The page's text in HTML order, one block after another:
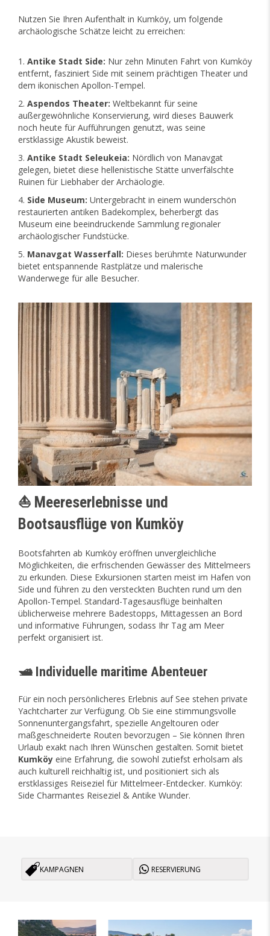
Nutzen Sie Ihren Aufenthalt in Kumköy, um folgende
archäologische Schätze leicht zu erreichen:
Antike Stadt Side: Nur zehn Minuten Fahrt von Kumköy
entfernt, fasziniert Side mit seinem prächtigen Theater und
dem ikonischen Apollon-Tempel.
Aspendos Theater: Weltbekannt für seine
außergewöhnliche Konservierung, wird dieses Bauwerk
noch heute für Aufführungen genutzt, was seine
erstklassige Akustik beweist.
Antike Stadt Seleukeia: Nördlich von Manavgat
gelegen, bietet diese hellenistische Stätte unverfälschte
Ruinen für Liebhaber der Archäologie.
Side Museum: Untergebracht in einem wunderschön
restaurierten antiken Badekomplex, beherbergt das
Museum eine beeindruckende Sammlung regionaler
archäologischer Fundstücke.
Manavgat Wasserfall: Dieses berühmte Naturwunder
bietet entspannende Rastplätze und malerische
Wanderwege für alle Besucher.
⛵ Meereserlebnisse und
Bootsausflüge von Kumköy
Bootsfahrten ab Kumköy eröffnen unvergleichliche
Möglichkeiten, die erfrischenden Gewässer des Mittelmeers
zu erkunden. Diese Exkursionen starten meist im Hafen von
Side und führen zu den versteckten Buchten rund um den
Apollon-Tempel. Standard-Tagesausflüge beinhalten
üblicherweise mehrere Badestopps, Mittagessen an Bord
und informative Führungen, sodass Ihr Tag am Meer
perfekt organisiert ist.
🛥️ Individuelle maritime Abenteuer
Für ein noch persönlicheres Erlebnis auf See stehen private
Yachtcharter zur Verfügung. Ob Sie eine stimmungsvolle
Sonnenuntergangsfahrt, spezielle Angeltouren oder
maßgeschneiderte Routen bevorzugen – Sie können Ihren
Urlaub exakt nach Ihren Wünschen gestalten. Somit bietet
Kumköy eine Erfahrung, die sowohl zutiefst erholsam als
auch kulturell reichhaltig ist, und positioniert sich als
erstklassiges Reiseziel für Mittelmeer-Entdecker. Kumköy:
Side Charmantes Reiseziel & Antike Wunder.
KAMPAGNEN RESERVIERUNG